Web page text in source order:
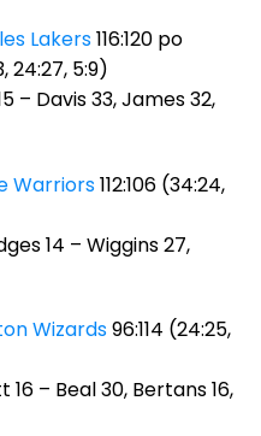
Lakers116:120 po
24:27, 5:9)
– Davis 33, James 32,
Warriors112:106 (34:24,
14 – Wiggins 27,
Wizards96:114 (24:25,
16 – Beal 30, Bertans 16,